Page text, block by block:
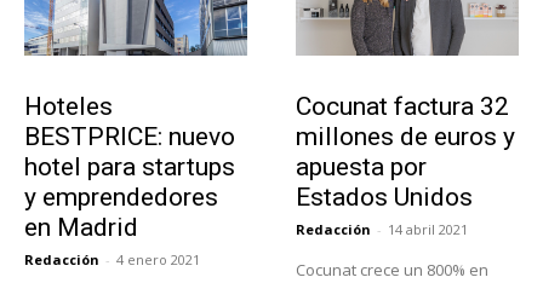
Hoteles
BESTPRICE: nuevo
hotel para startups
y emprendedores
en Madrid
Redacción - 4 enero 2021
Cocunat factura 32
millones de euros y
apuesta por
Estados Unidos
Redacción - 14 abril 2021
Cocunat crece un 800% en